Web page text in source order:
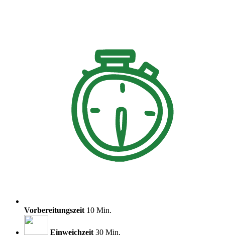
Vorbereitungszeit 10 Min.
Einweichzeit 30 Min.